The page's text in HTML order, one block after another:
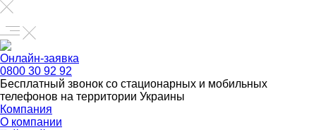
Онлайн-заявка
0800 30 92 92
Бесплатный звонок со стационарных и мобильных
телефонов на территории Украины
Компания
О компании